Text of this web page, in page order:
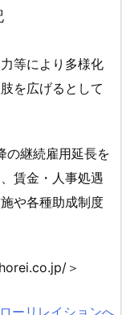
等により多様化
を広げるとして
継続雇用延長を
賃金・人事処遇
や各種助成制度
＞
ーリレイションへ